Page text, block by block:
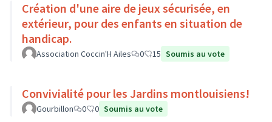
Création d'une aire de jeux sécurisée, en
extérieur, pour des enfants en situation de
handicap.
Association Coccin'H Ailes 0 15 Soumis au vote
Convivialité pour les Jardins montlouisiens!
Gourbillon 0 0 Soumis au vote